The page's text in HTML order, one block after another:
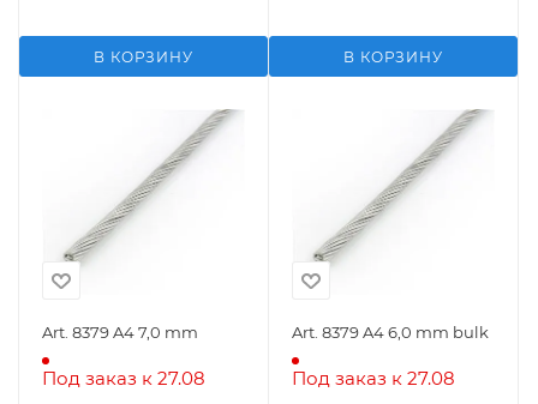
В КОРЗИНУ В КОРЗИНУ
Art. 8379 A4 7,0 mm
Под заказ к 27.08
Art. 8379 A4 6,0 mm bulk
Под заказ к 27.08